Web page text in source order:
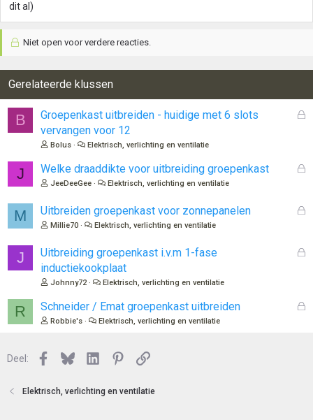
dit al)
Niet open voor verdere reacties.
Gerelateerde klussen
B
G
o
Groepenkast uitbreiden - huidige met 6 slots
vervangen voor 12
Bolus Elektrisch, verlichting en ventilatie
J
G
n
Welke draaddikte voor uitbreiding groepenkast
JeeDeeGee Elektrisch, verlichting en ventilatie
M
G
Uitbreiden groepenkast voor zonnepanelen
Millie70 Elektrisch, verlichting en ventilatie
J
G
o
Uitbreiding groepenkast i.v.m 1-fase
inductiekookplaat
Johnny72 Elektrisch, verlichting en ventilatie
R
G
Schneider / Emat groepenkast uitbreiden
Robbie's Elektrisch, verlichting en ventilatie
Deel: Facebook
BlueskyLinkedInPinterest
Link
Elektrisch, verlichting en ventilatie